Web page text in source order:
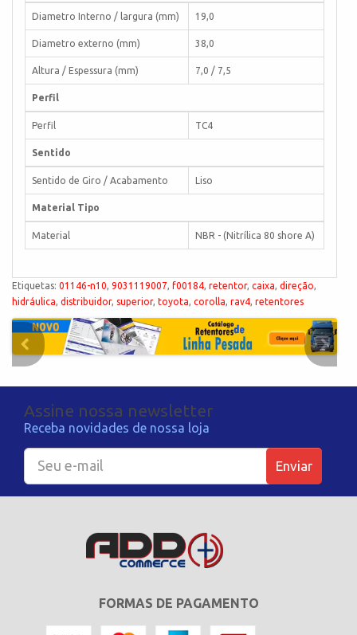
Diametro Interno / largura (mm) 19,0
Diametro externo (mm) 38,0
Altura / Espessura (mm) 7,0 / 7,5
Perfil
Perfil TC4
Sentido
Sentido de Giro / Acabamento Liso
Material Tipo
Material NBR - (Nitrílica 80 shore A)
Etiquetas: 01146-n10, 9031119007, f00184, retentor, caixa, direção,
hidráulica, distribuidor, superior, toyota, corolla, rav4, retentores
Assine nossa newsletter
Receba novidades de nossa loja
Enviar
FORMAS DE PAGAMENTO